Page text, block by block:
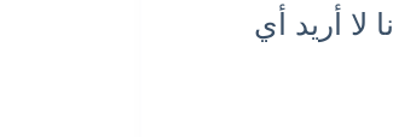
أريد أي